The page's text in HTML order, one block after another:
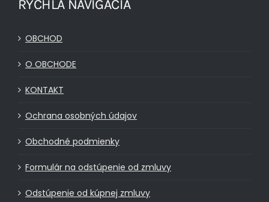
RÝCHLA NAVIGÁCIA
OBCHOD
O OBCHODE
KONTAKT
Ochrana osobných údajov
Obchodné podmienky
Formulár na odstúpenie od zmluvy
Odstúpenie od kúpnej zmluvy